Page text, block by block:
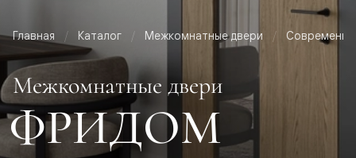
Главная Каталог Межкомнатные двери
Межкомнатные двери
ФРИДОМ